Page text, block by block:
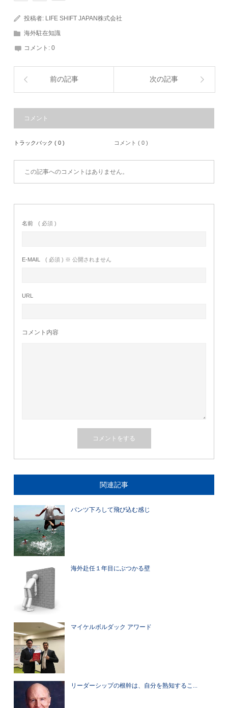
投稿者: LIFE SHIFT JAPAN株式会社
海外駐在知識
コメント:0
前の記事 次の記事
コメント
トラックバック ( 0 ) コメント ( 0 )
この記事へのコメントはありません。
名前 ( 必須 )
E-MAIL ( 必須 ) ※ 公開されません
URL
コメント内容
関連記事
パンツ下ろして飛び込む感じ
海外赴任１年目にぶつかる壁
マイケルボルダック アワード
リーダーシップの根幹は、自分を熟知するこ...